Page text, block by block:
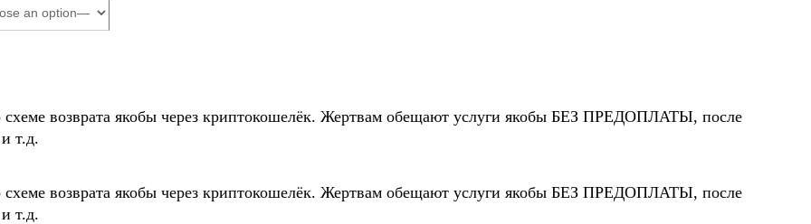
возврата якобы через криптокошелёк. Жертвам обещают услуги якобы БЕЗ ПРЕДОПЛАТЫ, после
т.д.
возврата якобы через криптокошелёк. Жертвам обещают услуги якобы БЕЗ ПРЕДОПЛАТЫ, после
т.д.